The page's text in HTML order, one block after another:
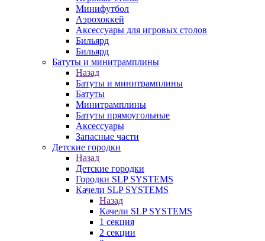
Минифутбол
Аэрохоккей
Аксессуары для игровых столов
Бильяpд
Бильяpд
Батуты и минитрамплины
Назад
Батуты и минитрамплины
Батуты
Минитрамплины
Батуты прямоугольные
Аксессуары
Запасные части
Детские городки
Назад
Детские городки
Городки SLP SYSTEMS
Качели SLP SYSTEMS
Назад
Качели SLP SYSTEMS
1 секция
2 секции